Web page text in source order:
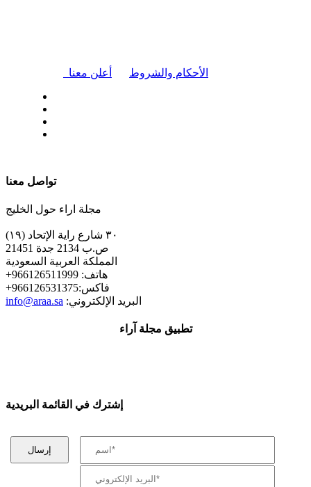
أعلن معنا الأحكام والشروط
تواصل معنا
مجلة اراء حول الخليج
٣٠ شارع راية الإتحاد (١٩)
ص.ب 2134 جدة 21451
المملكة العربية السعودية
+هاتف: 966126511999
+فاكس:966126531375
info@araa.sa :البريد الإلكتروني
تطبيق مجلة آراء
إشترك في القائمة البريدية